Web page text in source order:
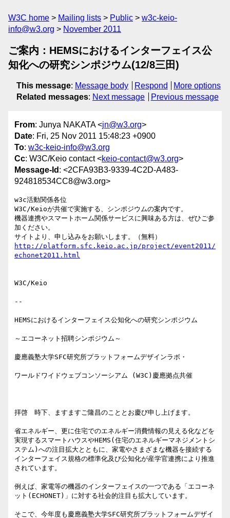
W3C home Mailing lists Public
w3c-keio-
info@w3.org
November 2011
ご案内：HEMSにおけるインターフェイス公
知化への研究シンポジウム(12/8三田)
This message: Message body Respond
More options
Related messages: Next message Previous message
From: Junya NAKATA <jn@w3.org>
Date: Fri, 25 Nov 2011 15:48:23 +0900
To: w3c-keio-info@w3.org
Cc: W3C/Keio contact <keio-contact@w3.org>
Message-Id : <2CFA93B3-9339-4C2D-A483-
924818534CC8@w3.org>
w3c活動関係各位
W3C/Keioが共催で実施する、シンポジウムの案内です。
機器連携やスマートホーム関係サービスに興味ある方は、ぜひご参
加ください。
http://platform.sfc.keio.ac.jp/project/event2011/
W3C/Keio
--
HEMSにおけるインターフェイス公知化への研究シンポジウム
～エコーネット招聘シンポジウム～
慶應義塾大学SFC研究所プラットフォームデザインラボ・
ワールドワイドウェブコンソーシアム (W3C)慶應拠点共催
拝啓　時下、ますますご隆昌のこととお慶び申し上げます。
省エネルギー、更に住宅でのエネルギー消費情報の見える化などを
実現するスマートハウスやHEMS(住宅のエネルギーマネジメントシ
ステム)への注目拡大とともに、家電やさまざまな機器を接続する
インターフェイス規格の標準化及び公知化が産学官連携により推進
されています。
例えば、家電等の機器のインターフェイスの一つである「エコーネ
ット(ECHONET)」に対する社会的注目も拡大しています。
そこで、今年度も慶應義塾大学SFC研究所プラットフォームデザイ